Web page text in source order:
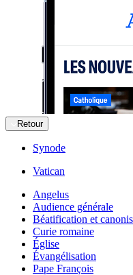
Retour
Synode
Vatican
Angelus
Audience générale
Béatification et
Curie romaine
Église
Évangélisation
Pape François